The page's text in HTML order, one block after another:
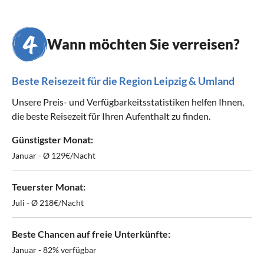
Wann möchten Sie verreisen?
Beste Reisezeit für die Region Leipzig & Umland
Unsere Preis- und Verfügbarkeitsstatistiken helfen Ihnen,
die beste Reisezeit für Ihren Aufenthalt zu finden.
Günstigster Monat:
Januar - Ø 129€/Nacht
Teuerster Monat:
Juli - Ø 218€/Nacht
Beste Chancen auf freie Unterkünfte:
Januar - 82% verfügbar